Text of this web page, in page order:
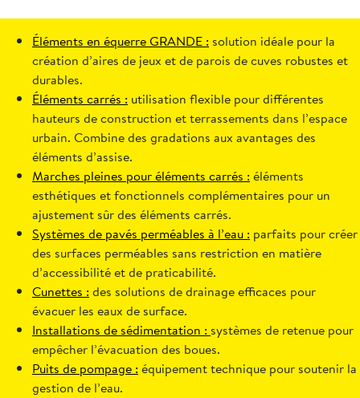
Éléments en équerre GRANDE : solution idéale pour la
création d’aires de jeux et de parois de cuves robustes et
durables.
Éléments carrés : utilisation flexible pour différentes
hauteurs de construction et terrassements dans l’espace
urbain. Combine des gradations aux avantages des
éléments d’assise.
Marches pleines pour éléments carrés : éléments
esthétiques et fonctionnels complémentaires pour un
ajustement sûr des éléments carrés.
Systèmes de pavés perméables à l’eau : parfaits pour créer
des surfaces perméables sans restriction en matière
d’accessibilité et de praticabilité.
Cunettes : des solutions de drainage efficaces pour
évacuer les eaux de surface.
Installations de sédimentation : systèmes de retenue pour
empêcher l’évacuation des boues.
Puits de pompage : équipement technique pour soutenir la
gestion de l’eau.